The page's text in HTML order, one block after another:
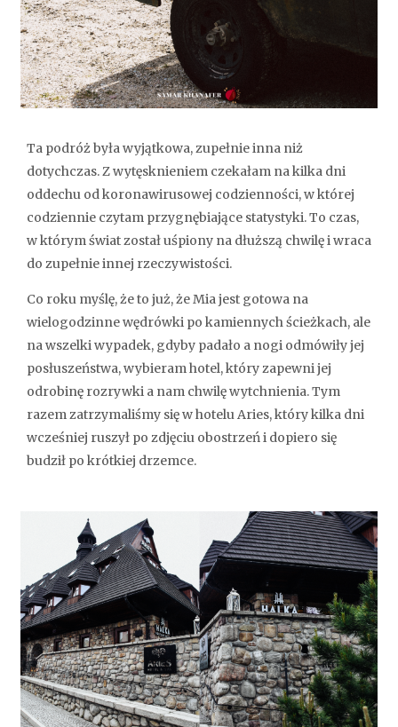
Ta podróż była wyjątkowa, zupełnie inna niż
dotychczas. Z wytęsknieniem czekałam na kilka dni
oddechu od koronawirusowej codzienności, w której
codziennie czytam przygnębiające statystyki. To czas,
w którym świat został uśpiony na dłuższą chwilę i wraca
do zupełnie innej rzeczywistości.
Co roku myślę, że to już, że Mia jest gotowa na
wielogodzinne wędrówki po kamiennych ścieżkach, ale
na wszelki wypadek, gdyby padało a nogi odmówiły jej
posłuszeństwa, wybieram hotel, który zapewni jej
odrobinę rozrywki a nam chwilę wytchnienia. Tym
razem zatrzymaliśmy się w hotelu Aries, który kilka dni
wcześniej ruszył po zdjęciu obostrzeń i dopiero się
budził po krótkiej drzemce.